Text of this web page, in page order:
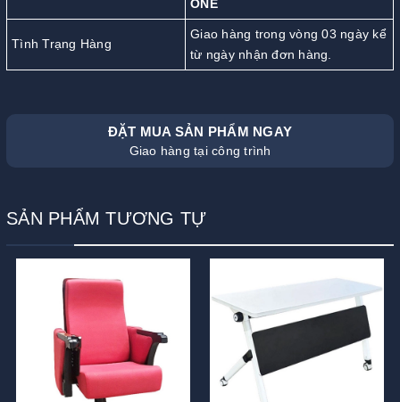
ONE
Tình Trạng Hàng
Giao hàng trong vòng 03 ngày kể
từ ngày nhận đơn hàng.
ĐẶT MUA SẢN PHẨM NGAY
Giao hàng tại công trình
SẢN PHẨM TƯƠNG TỰ